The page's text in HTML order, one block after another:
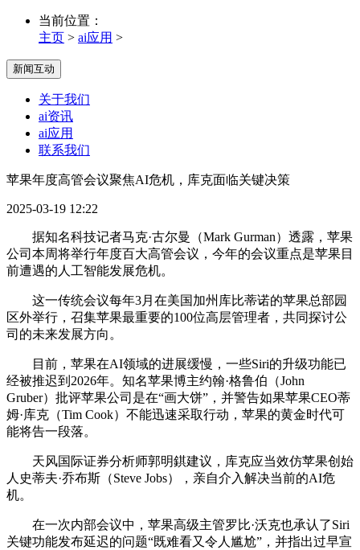
当前位置：
主页 > ai应用 >
新闻互动
关于我们
ai资讯
ai应用
联系我们
苹果年度高管会议聚焦AI危机，库克面临关键决策
2025-03-19 12:22
据知名科技记者马克·古尔曼（Mark Gurman）透露，苹果
公司本周将举行年度百大高管会议，今年的会议重点是苹果目
前遭遇的人工智能发展危机。
这一传统会议每年3月在美国加州库比蒂诺的苹果总部园
区外举行，召集苹果最重要的100位高层管理者，共同探讨公
司的未来发展方向。
目前，苹果在AI领域的进展缓慢，一些Siri的升级功能已
经被推迟到2026年。知名苹果博主约翰·格鲁伯（John
Gruber）批评苹果公司是在“画大饼”，并警告如果苹果CEO蒂
姆·库克（Tim Cook）不能迅速采取行动，苹果的黄金时代可
能将告一段落。
天风国际证券分析师郭明錤建议，库克应当效仿苹果创始
人史蒂夫·乔布斯（Steve Jobs），亲自介入解决当前的AI危
机。
在一次内部会议中，苹果高级主管罗比·沃克也承认了Siri
关键功能发布延迟的问题“既难看又令人尴尬”，并指出过早宣